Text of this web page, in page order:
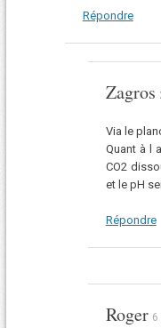
Répondre
Zagros
Via le
Quant à l
CO2
et le pH
Répondre
Roger 6